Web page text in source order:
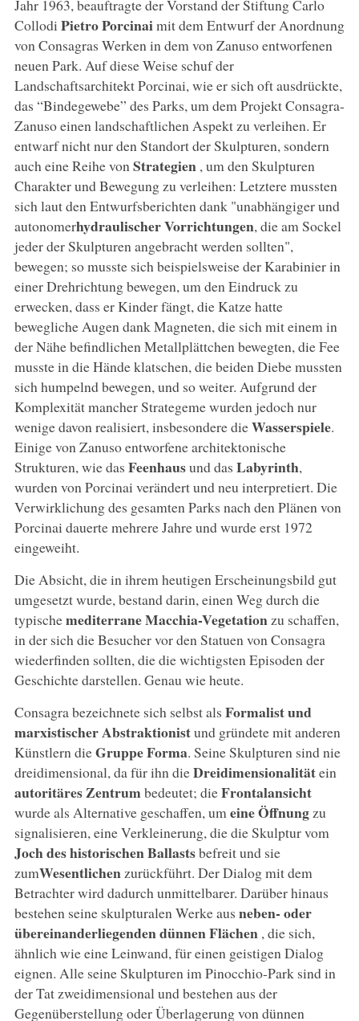
Jahr 1963, beauftragte der Vorstand der Stiftung Carlo
Collodi Pietro Porcinaimit dem Entwurf der Anordnung
von Consagras Werken in dem von Zanuso entworfenen
neuen Park. Auf diese Weise schuf der
Landschaftsarchitekt Porcinai, wie er sich oft ausdrückte,
das “Bindegewebe” des Parks, um dem Projekt Consagra-
Zanuso einen landschaftlichen Aspekt zu verleihen. Er
entwarf nicht nur den Standort der Skulpturen, sondern
auch eine Reihe von Strategien , um den Skulpturen
Charakter und Bewegung zu verleihen: Letztere mussten
sich laut den Entwurfsberichten dank "unabhängiger und
autonomerhydraulischer Vorrichtungen, die am Sockel
jeder der Skulpturen angebracht werden sollten",
bewegen; so musste sich beispielsweise der Karabinier in
einer Drehrichtung bewegen, um den Eindruck zu
erwecken, dass er Kinder fängt, die Katze hatte
bewegliche Augen dank Magneten, die sich mit einem in
der Nähe befindlichen Metallplättchen bewegten, die Fee
musste in die Hände klatschen, die beiden Diebe mussten
sich humpelnd bewegen, und so weiter. Aufgrund der
Komplexität mancher Strategeme wurden jedoch nur
wenige davon realisiert, insbesondere dieWasserspiele.
Einige von Zanuso entworfene architektonische
Strukturen, wie das Feenhausund das Labyrinth,
wurden von Porcinai verändert und neu interpretiert. Die
Verwirklichung des gesamten Parks nach den Plänen von
Porcinai dauerte mehrere Jahre und wurde erst 1972
eingeweiht.
Die Absicht, die in ihrem heutigen Erscheinungsbild gut
umgesetzt wurde, bestand darin, einen Weg durch die
typischemediterrane Macchia-Vegetation zu schaffen,
in der sich die Besucher vor den Statuen von Consagra
wiederfinden sollten, die die wichtigsten Episoden der
Geschichte darstellen. Genau wie heute.
Consagra bezeichnete sich selbst als Formalist und
marxistischer Abstraktionistund gründete mit anderen
Künstlern dieGruppe Forma. Seine Skulpturen sind nie
dreidimensional, da für ihn dieDreidimensionalitätein
autoritäres Zentrumbedeutet; dieFrontalansicht
wurde als Alternative geschaffen, um eine Öffnungzu
signalisieren, eine Verkleinerung, die die Skulptur vom
Joch des historischen Ballastsbefreit und sie
zumWesentlichen zurückführt. Der Dialog mit dem
Betrachter wird dadurch unmittelbarer. Darüber hinaus
bestehen seine skulpturalen Werke aus neben- oder
übereinanderliegenden dünnen Flächen , die sich,
ähnlich wie eine Leinwand, für einen geistigen Dialog
eignen. Alle seine Skulpturen im Pinocchio-Park sind in
der Tat zweidimensional und bestehen aus der
Gegenüberstellung oder Überlagerung von dünnen